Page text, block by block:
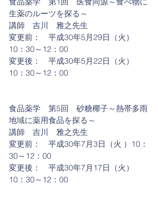
生薬のルーツを探る～
講師　吉川　雅之先生
変更前：　平成30年5月29日（火）
10：30～12：00
変更後：　平成30年5月22日（火）
10：30～12：00
食品薬学　第5回　砂糖椰子～熱帯多雨
地域に薬用食品を探る～
講師　吉川　雅之先生
変更前：　平成30年7月3日（火 ）10：
30～12：00
変更後：　平成30年7月17日（火）
10：30～12：00